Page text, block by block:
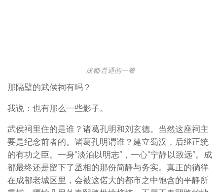
成都·普通的一餐
那隔壁的武侯祠有吗？
我说：也有那么一些影子。